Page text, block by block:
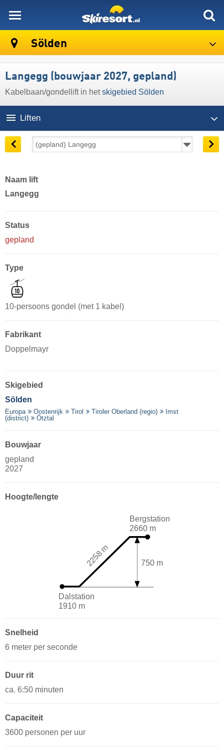
Sölden
Langegg (bouwjaar 2027, gepland)
Kabelbaan/gondellift in hetskigebied Sölden
Liften
Naam lift
Langegg
Status
gepland
Type
10-persoons gondel (met 1 kabel)
Fabrikant
Doppelmayr
Skigebied
Sölden
Europa Oostenrijk Tirol Tiroler Oberland (regio)
Imst
(district)
Ötztal
Bouwjaar
gepland
2027
Hoogte/lengte
Dalstation
1910 m
Bergstation
2660 m
750 m
2258 m
Snelheid
6 meter per seconde
Duur rit
ca. 6:50 minuten
Capaciteit
3600 personen per uur